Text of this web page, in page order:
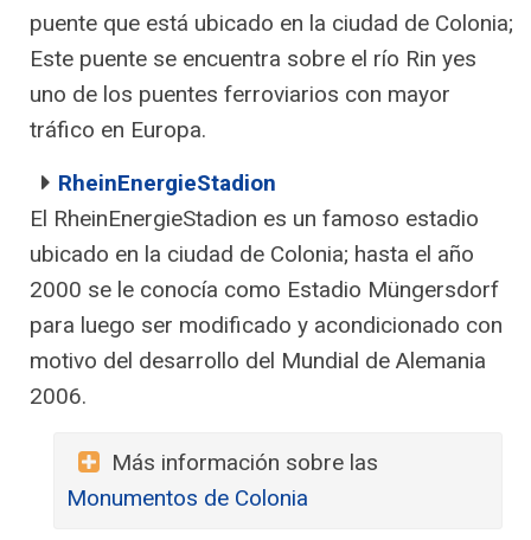
puente que está ubicado en la ciudad de Colonia;
Este puente se encuentra sobre el río Rin yes
uno de los puentes ferroviarios con mayor
tráfico en Europa.
RheinEnergieStadion
El RheinEnergieStadion es un famoso estadio
ubicado en la ciudad de Colonia; hasta el año
2000 se le conocía como Estadio Müngersdorf
para luego ser modificado y acondicionado con
motivo del desarrollo del Mundial de Alemania
2006.
Más información sobre las
Monumentos de Colonia